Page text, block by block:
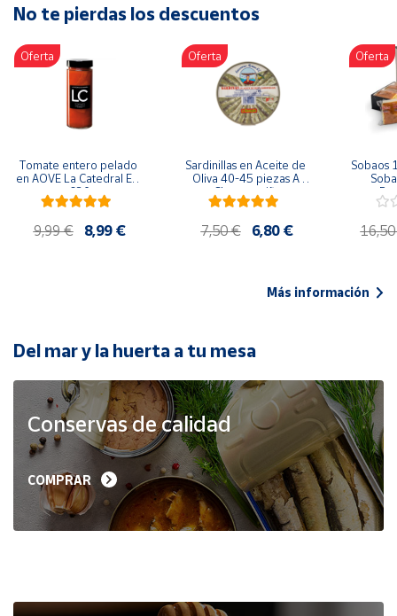
Artesanía
Oficina y
Papelería
Para Canarias,
Ceuta y Melilla
populares
Bono
Cultural
de Correos
Market
Productos
Solidarios
Ayuda
No te pierdas los descuentos
Oferta
Tomate entero pelado
en AOVE La Catedral ER-
630
9,99 € 8,99 €
Oferta
Sardinillas en Aceite de
Oliva 40-45 piezas A
Churrusquiña
7,50 € 6,80 €
Oferta
Sobaos
Más información
Del mar y la huerta a tu mesa
Conservas de calidad
COMPRAR